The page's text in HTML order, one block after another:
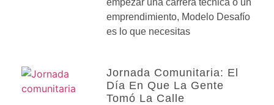
emprendimiento, Modelo Desafío
es lo que necesitas
Jornada Comunitaria: El
Día En Que La Gente
Tomó La Calle